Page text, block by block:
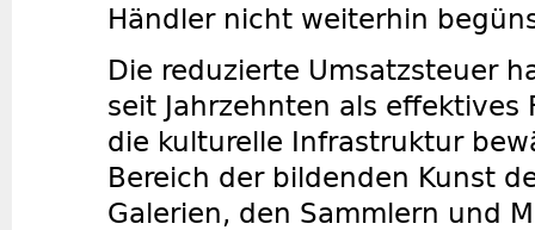
Händler nicht weiterhin
Die reduzierte Umsatzsteuer
seit Jahrzehnten als
die kulturelle Infrastruktur
Bereich der bildenden Kunst
Galerien, den Sammlern und